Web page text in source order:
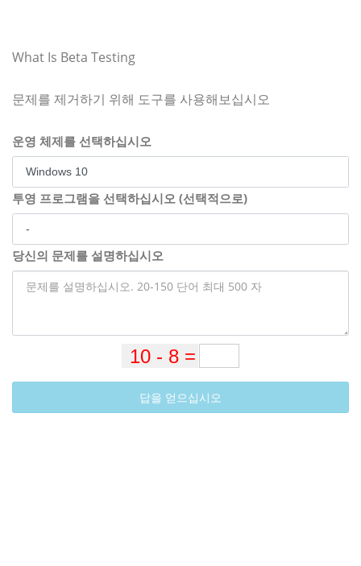
What Is Beta Testing
문제를 제거하기 위해 도구를 사용해보십시오
운영 체제를 선택하십시오
투영 프로그램을 선택하십시오 (선택적으로)
당신의 문제를 설명하십시오
답을 얻으십시오